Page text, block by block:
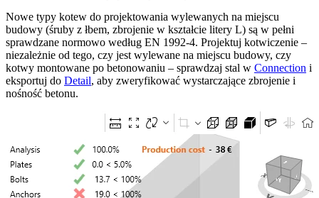
Nowe typy kotew do projektowania wylewanych na miejscu
budowy (śruby z łbem, zbrojenie w kształcie litery L) są w pełni
sprawdzane normowo według EN 1992-4. Projektuj kotwiczenie –
niezależnie od tego, czy jest wylewane na miejscu budowy, czy
kotwy montowane po betonowaniu – sprawdzaj stal w Connection i
eksportuj do Detail, aby zweryfikować wystarczające zbrojenie i
nośność betonu.